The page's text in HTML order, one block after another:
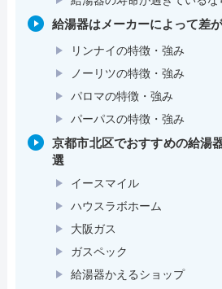
給湯器はメーカーによって差
リンナイの特徴・強み
ノーリツの特徴・強み
パロマの特徴・強み
パーパスの特徴・強み
京都市北区でおすすめの給湯
選
イースマイル
ハウスラボホーム
大阪ガス
ガスペック
給湯器かえるショップ